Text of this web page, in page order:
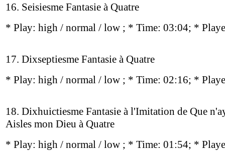
16. Seisiesme Fantasie à Quatre
* Play: high / normal / low ; * Time: 03:04; *
17. Dixseptiesme Fantasie à Quatre
* Play: high / normal / low ; * Time: 02:16; *
18. Dixhuictiesme Fantasie à l'Imitation de Que
Aisles mon Dieu à Quatre
* Play: high / normal / low ; * Time: 01:54; *